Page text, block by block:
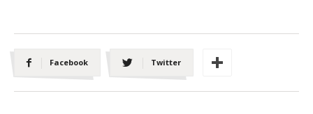
Facebook Twitter